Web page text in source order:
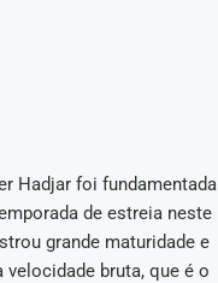
Hadjar foi fundamentada
de estreia neste
grande maturidade e
bruta, que é o